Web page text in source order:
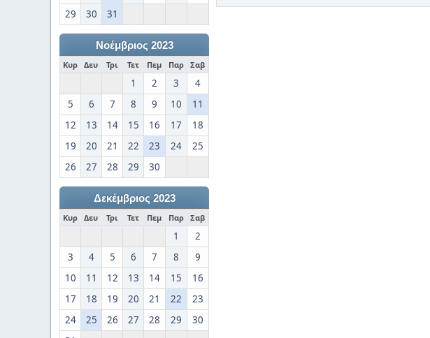
29
30 31
Νοέμβριος 2023
Κυρ Δευ Τρι Τετ Πεμ Παρ Σαβ
1 2 3
4
5
6 7 8 9 10
11
12
13 14 15 16 17
18
19
20 21 22 23 24
25
26
27 28 29 30
Δεκέμβριος 2023
Κυρ Δευ Τρι Τετ Πεμ Παρ Σαβ
1
2
3
4 5 6 7 8
9
10
11 12 13 14 15
16
17
18 19 20 21 22
23
24
25 26 27 28 29
30